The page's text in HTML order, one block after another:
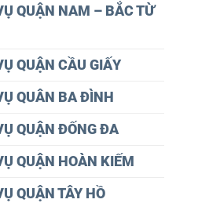
QUẬN NAM – BẮC TỪ
QUẬN CẦU GIẤY
QUÂN BA ĐÌNH
QUẬN ĐỐNG ĐA
QUẬN HOÀN KIẾM
QUẬN TÂY HỒ